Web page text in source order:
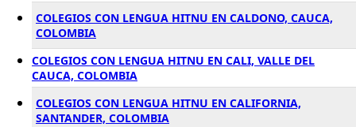
COLEGIOS CON LENGUA HITNU EN CALDONO, CAUCA,
COLOMBIA
COLEGIOS CON LENGUA HITNU EN CALI, VALLE DEL
CAUCA, COLOMBIA
COLEGIOS CON LENGUA HITNU EN CALIFORNIA,
SANTANDER, COLOMBIA